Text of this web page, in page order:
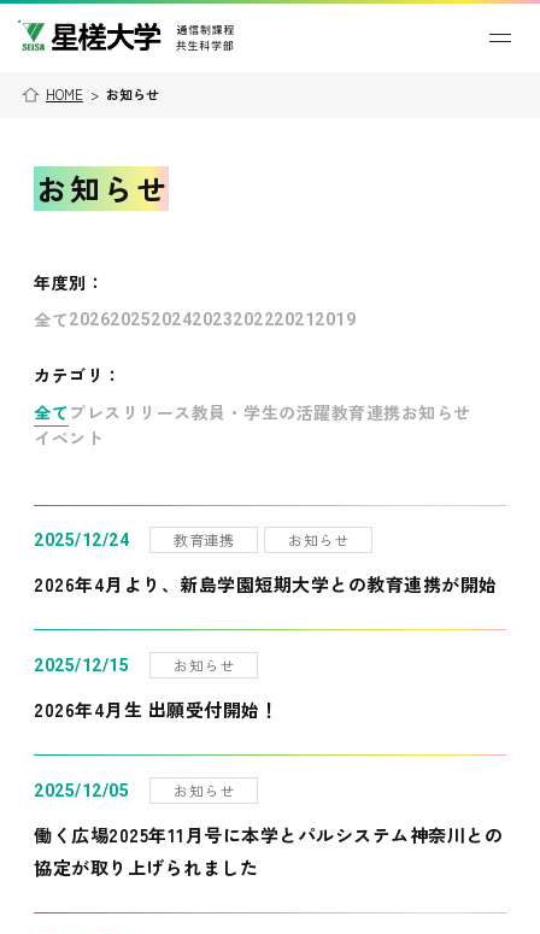
HOME > お知らせ
お知らせ
年度別 ：
全て202620252024202320222021 2019
カテゴリ：
全て プレスリリース教員・学生の活躍教育連携お知らせ
イベント
2025/12/24 教育連携 お知らせ
2026年4月より、新島学園短期大学との教育連携が開始
2025/12/15 お知らせ
2026年4月生 出願受付開始！
2025/12/05 お知らせ
働く広場2025年11月号に本学とパルシステム神奈川との
協定が取り上げられました